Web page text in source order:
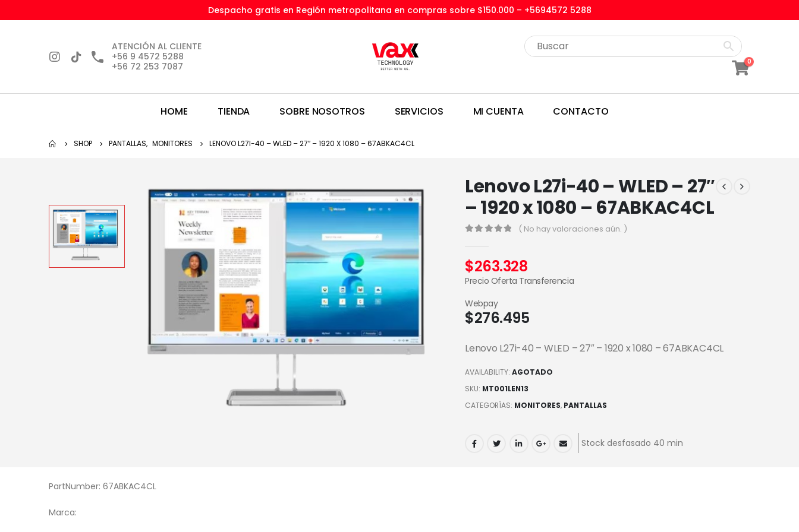
Despacho gratis en Región metropolitana en compras sobre $150.000 – +5694572 5288
ATENCIÓN AL CLIENTE
+56 9 4572 5288
+56 72 253 7087
0
HOME TIENDA SOBRE NOSOTROS SERVICIOS MI CUENTA CONTACTO
SHOP PANTALLAS, MONITORES LENOVO L27I-40 – WLED – 27″ – 1920 X 1080 – 67ABKAC4CL
Lenovo L27i-40 – WLED – 27″
– 1920 x 1080 – 67ABKAC4CL
( No hay valoraciones aún. )
$263.328
Precio Oferta Transferencia
$276.495
Webpay
Lenovo L27i-40 – WLED – 27″ – 1920 x 1080 – 67ABKAC4CL
AVAILABILITY: AGOTADO
SKU: MT001LEN13
CATEGORÍAS: MONITORES, PANTALLAS
Stock desfasado 40 min
PartNumber: 67ABKAC4CL
Marca: